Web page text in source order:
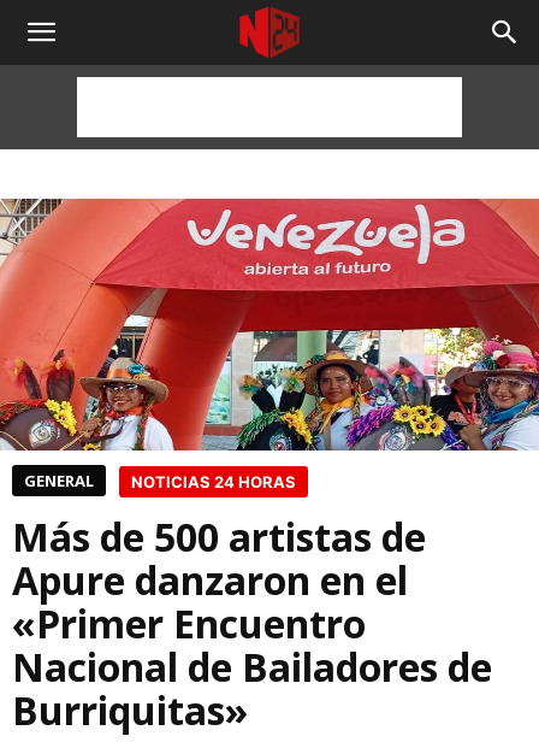
NOTICIAS
HORAS
GENERAL NOTICIAS 24 HORAS
Más de 500 artistas de
Apure danzaron en el
«Primer Encuentro
Nacional de Bailadores de
Burriquitas»